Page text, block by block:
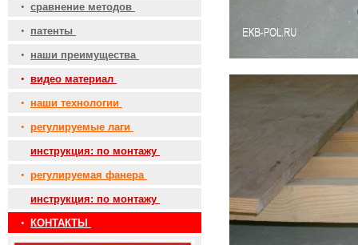
• сравнение методов
• патенты
• наши преимущества
• видео материал
• наши технологии
• регулируемые лаги
инструкция: по монтажу
• регулируемая фанера
инструкция: по монтажу
•
КОНТАКТЫ